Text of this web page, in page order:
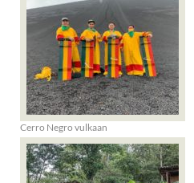
Cerro Negro vulkaan